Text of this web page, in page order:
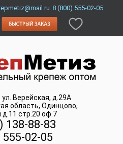
8 (800) 555-02-05
ул. Верейская, д.29А
область, Одинцово,
д.11 стр.20 оф.7
138-88-83
555-02-05